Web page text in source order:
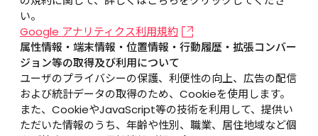
い。
Google アナリティクス利用規約
属性情報・端末情報・位置情報・行動履歴・拡張コンバー
ジョン等の取得及び利用について
ユーザのプライバシーの保護、利便性の向上、広告の配信
および統計データの取得のため、Cookieを使用します。
また、CookieやJavaScript等の技術を利用して、提供い
ただいた情報のうち、年齢や性別、職業、居住地域など個